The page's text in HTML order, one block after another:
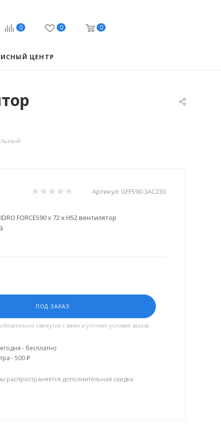
0 0 0
ЦЕНТР
Артикул: GFF590-3AC230
FORCE590 х 72 х H52 вентилятор
ПОД ЗАКАЗ
свяжутся с вами и уточнят условия заказа
- бесплатно
- 500 ₽
распространяется дополнительная скидка